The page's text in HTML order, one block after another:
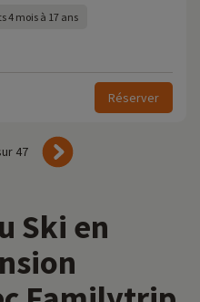
4 mois à 17 ans
Réserver
47
Ski en